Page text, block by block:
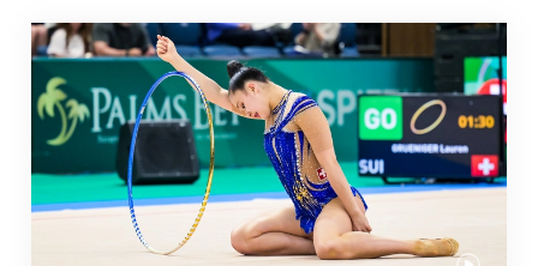
Nächster Halt: Weltmeisterschaft